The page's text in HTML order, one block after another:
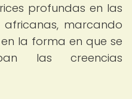
profundas en las
africanas, marcando
la forma en que se
las creencias